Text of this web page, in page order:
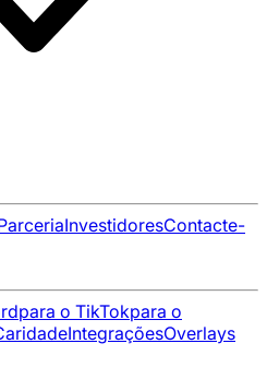
InvestidoresContacte-
para o TikTokpara o
IntegraçõesOverlays